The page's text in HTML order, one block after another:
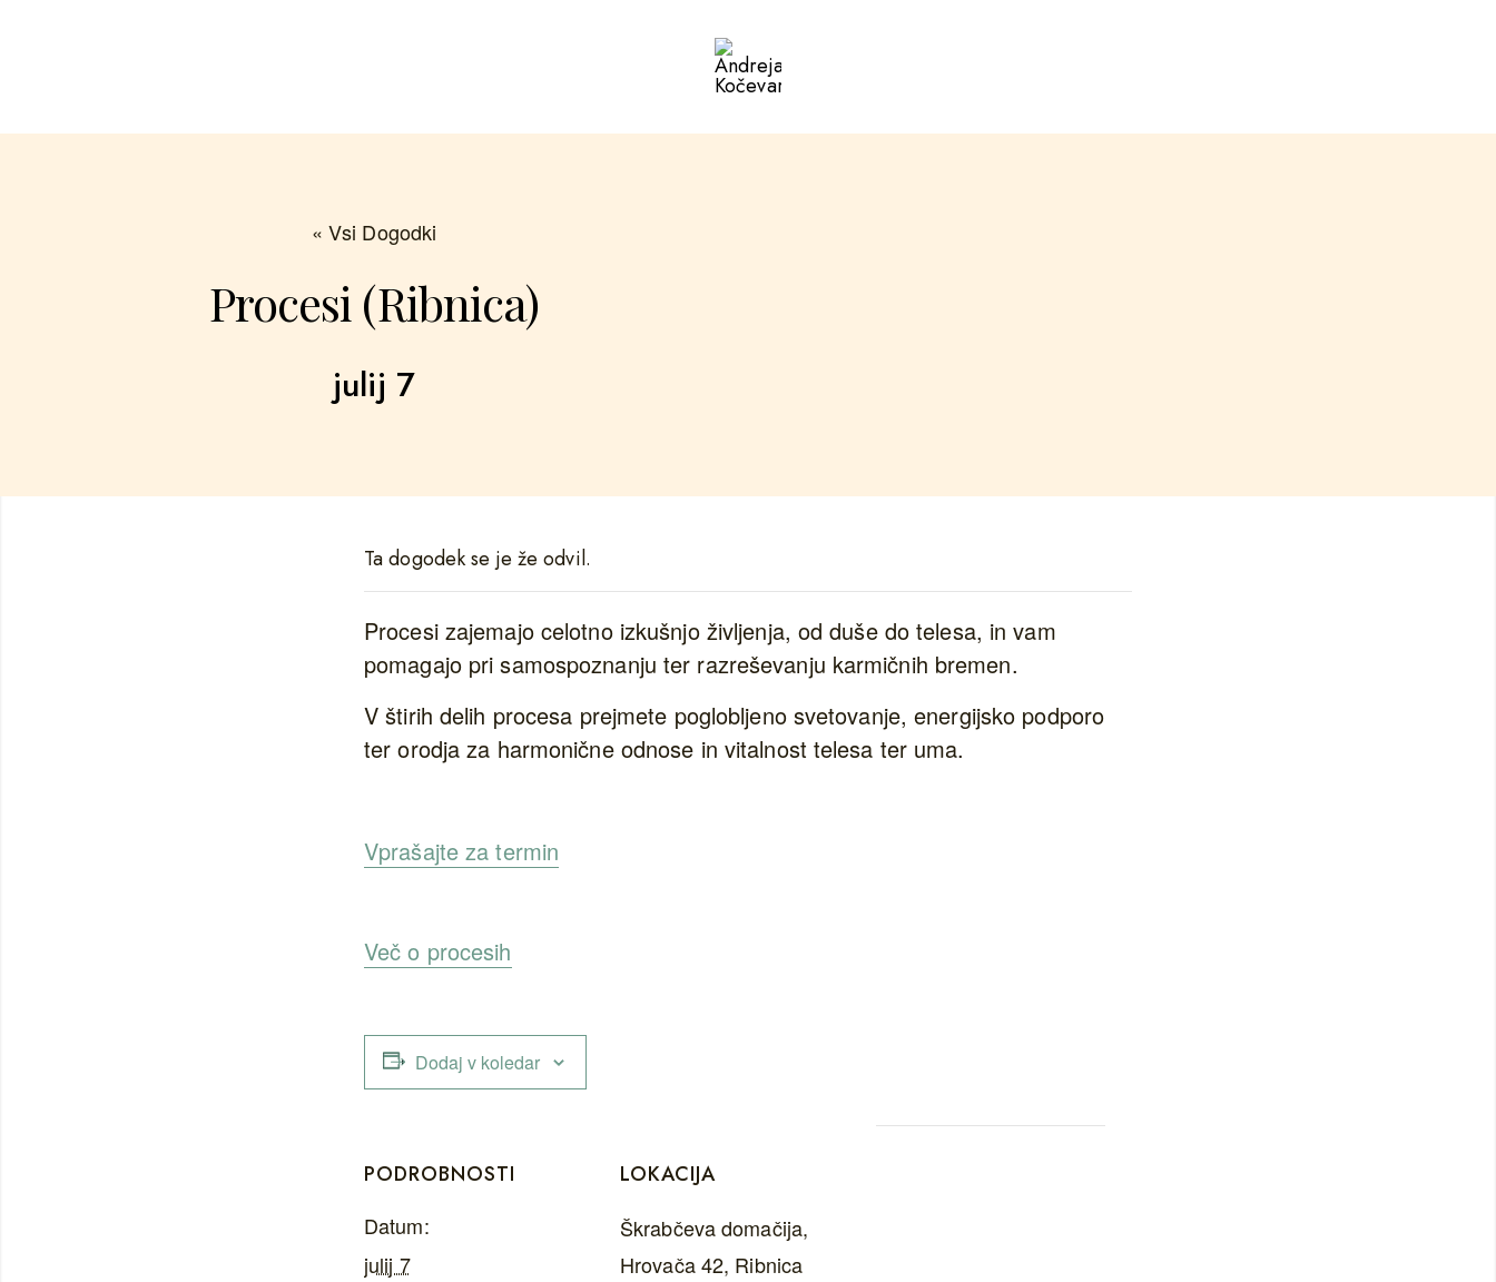
Andreja
« Vsi Dogodki
Procesi (Ribnica)
julij 7
Ta dogodek se je že odvil.
Procesi zajemajo celotno izkušnjo življenja, od duše do telesa, in vam
pomagajo pri samospoznanju ter razreševanju karmičnih bremen.
V štirih delih procesa prejmete poglobljeno svetovanje, energijsko podporo
ter orodja za harmonične odnose in vitalnost telesa ter uma.
Vprašajte za termin
Več o procesih
Dodaj v koledar
PODROBNOSTI
Datum:
julij 7
LOKACIJA
Škrabčeva domačija,
Hrovača 42, Ribnica